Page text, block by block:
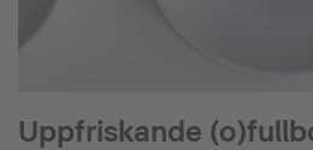
Uppfriskande